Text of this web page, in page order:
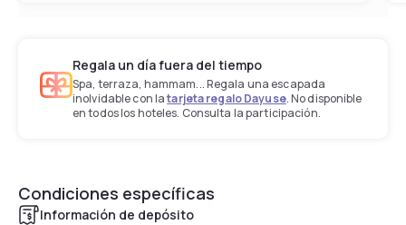
Regala un día fuera del tiempo
Spa, terraza, hammam... Regala una escapada
inolvidable con latarjeta regalo Dayuse. No disponible
en todos los hoteles. Consulta la participación.
Condiciones específicas
Información de depósito